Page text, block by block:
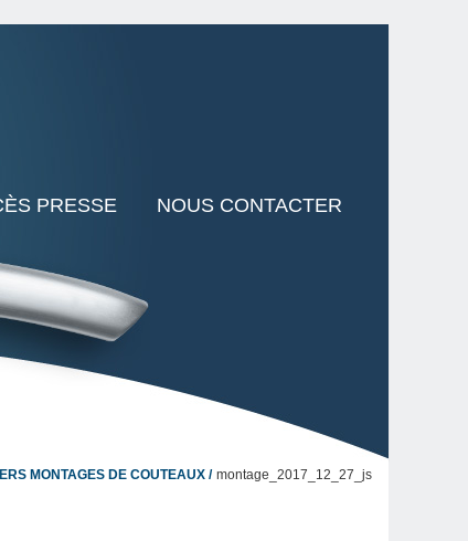
PRESSE NOUS CONTACTER
MONTAGES DE COUTEAUX montage_2017_12_27_js